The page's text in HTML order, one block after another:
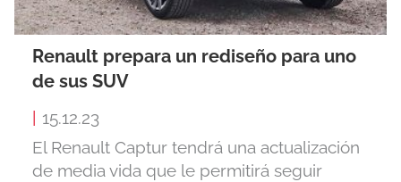
Renault prepara un rediseño para uno
de sus SUV
| 15.12.23
El Renault Captur tendrá una actualización
de media vida que le permitirá seguir